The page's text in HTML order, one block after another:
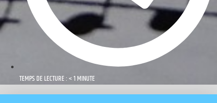
TEMPS DE LECTURE : < 1 MINUTE